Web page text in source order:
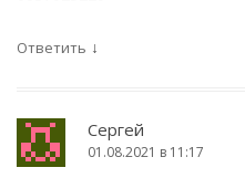
Ответить ↓
Сергей
01.08.2021 в 11:17